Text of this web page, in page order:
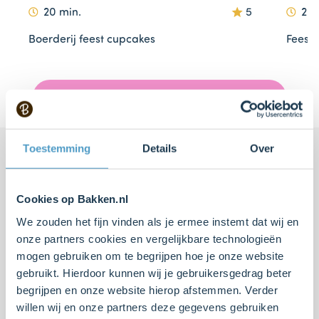
Toestemming Details Over
Cookies op Bakken.nl
We zouden het fijn vinden als je ermee instemt dat wij en
onze partners cookies en vergelijkbare technologieën
mogen gebruiken om te begrijpen hoe je onze website
gebruikt. Hierdoor kunnen wij je gebruikersgedrag beter
begrijpen en onze website hierop afstemmen. Verder
willen wij en onze partners deze gegevens gebruiken
20 min. 5
Boerderij feest cupcakes
20
Feest
of
Proteïne pannenkoeken
met pindakaas en
Torta Caprese
(Amandel-